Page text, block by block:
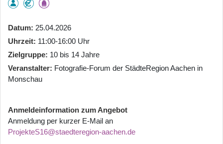
Datum 25.04.2026
Uhrzeit 11:00-16:00 Uhr
Zielgruppe 10 bis 14 Jahre
Veranstalter Fotografie-Forum der StädteRegion Aachen in
Monschau
Anmeldeinformation zum Angebot
Anmeldung per kurzer E-Mail an
ProjekteS16@staedteregion-aachen.de